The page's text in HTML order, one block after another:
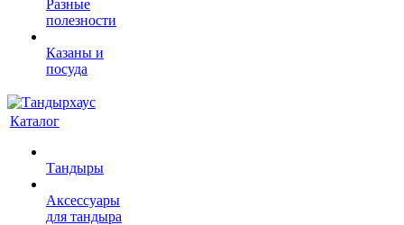
Разные
полезности
Казаны и
посуда
Каталог
Тандыры
Аксессуары
для тандыра